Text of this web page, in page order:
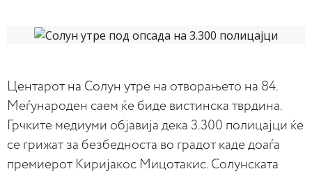
Центарот на Солун утре на отворањето на 84.
Меѓународен саем ќе биде вистинска тврдина.
Грчките медиуми објавија дека 3.300 полицајци ќе
се грижат за безбедноста во градот каде доаѓа
премиерот Киријакос Мицотакис. Солунската